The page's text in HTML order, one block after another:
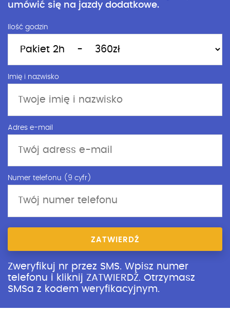
umówić się na jazdy dodatkowe.
Ilość godzin
Imię i nazwisko
Adres e-mail
Numer telefonu (9 cyfr)
ZATWIERDŹ
Zweryfikuj nr przez SMS. Wpisz numer
telefonu i kliknij ZATWIERDŹ. Otrzymasz
SMSa z kodem weryfikacyjnym.